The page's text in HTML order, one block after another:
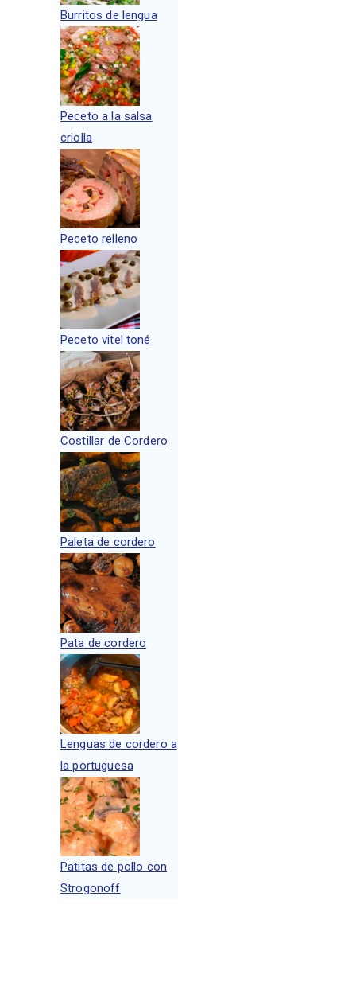
Burritos de lengua
Peceto a la salsa
criolla
Peceto relleno
Peceto vitel toné
Costillar de Cordero
Paleta de cordero
Pata de cordero
Lenguas de cordero a
la portuguesa
Patitas de pollo con
Strogonoff